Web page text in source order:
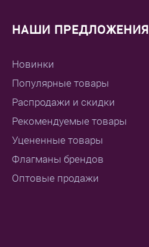
НАШИ ПРЕДЛОЖЕНИЯ
Новинки
Популярные товары
Распродажи и скидки
Рекомендуемые товары
Уцененные товары
Флагманы брендов
Оптовые продажи